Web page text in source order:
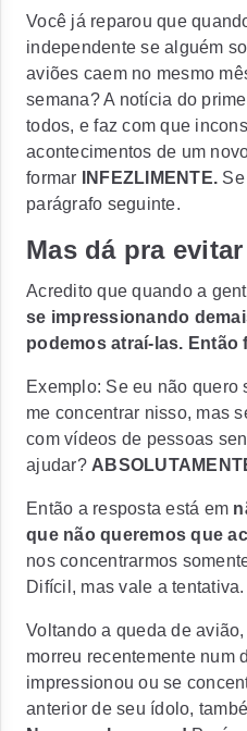
Você já reparou que
independente se alguém
aviões caem no mesmo
semana? A notícia do
todos, e faz com que
acontecimentos de um
formar
INFEZLIMENTE.
parágrafo seguinte.
Mas dá pra
Acredito que quando a
se impressionando
podemos atraí-las. Então
Exemplo: Se eu não quero
me concentrar nisso, mas
com vídeos de pessoas
ajudar?
Então a resposta está em
que não queremos que
nos concentrarmos
Difícil, mas vale a tentativa.
Voltando a queda de
morreu recentemente num
impressionou ou se
anterior de seu ídolo,